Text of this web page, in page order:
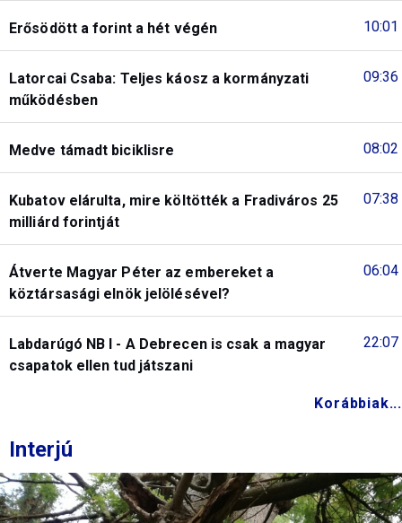
10:01
Erősödött a forint a hét végén
09:36
Latorcai Csaba: Teljes káosz a kormányzati
működésben
08:02
Medve támadt biciklisre
07:38
Kubatov elárulta, mire költötték a Fradiváros 25
milliárd forintját
06:04
Átverte Magyar Péter az embereket a
köztársasági elnök jelölésével?
22:07
Labdarúgó NB I - A Debrecen is csak a magyar
csapatok ellen tud játszani
Korábbiak...
Interjú